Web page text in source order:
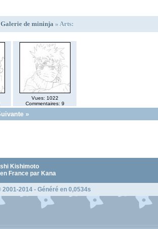
Galerie de mininja » Arts:
Vues: 1022
Commentaires: 9
»
Kishimoto
France par Kana
2001-2014 - Généré en 0,0534s